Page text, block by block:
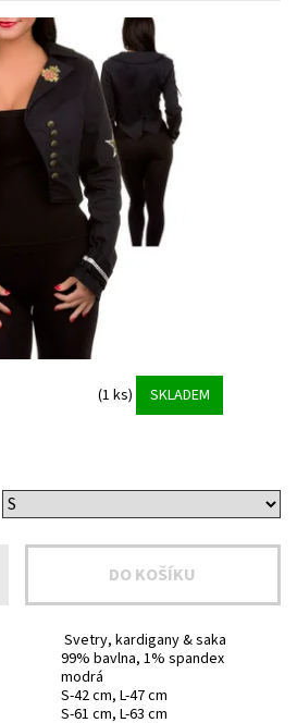
(1 ks) SKLADEM
Svetry, kardigany & saka
99% bavlna, 1% spandex
modrá
S-42 cm, L-47 cm
S-61 cm, L-63 cm